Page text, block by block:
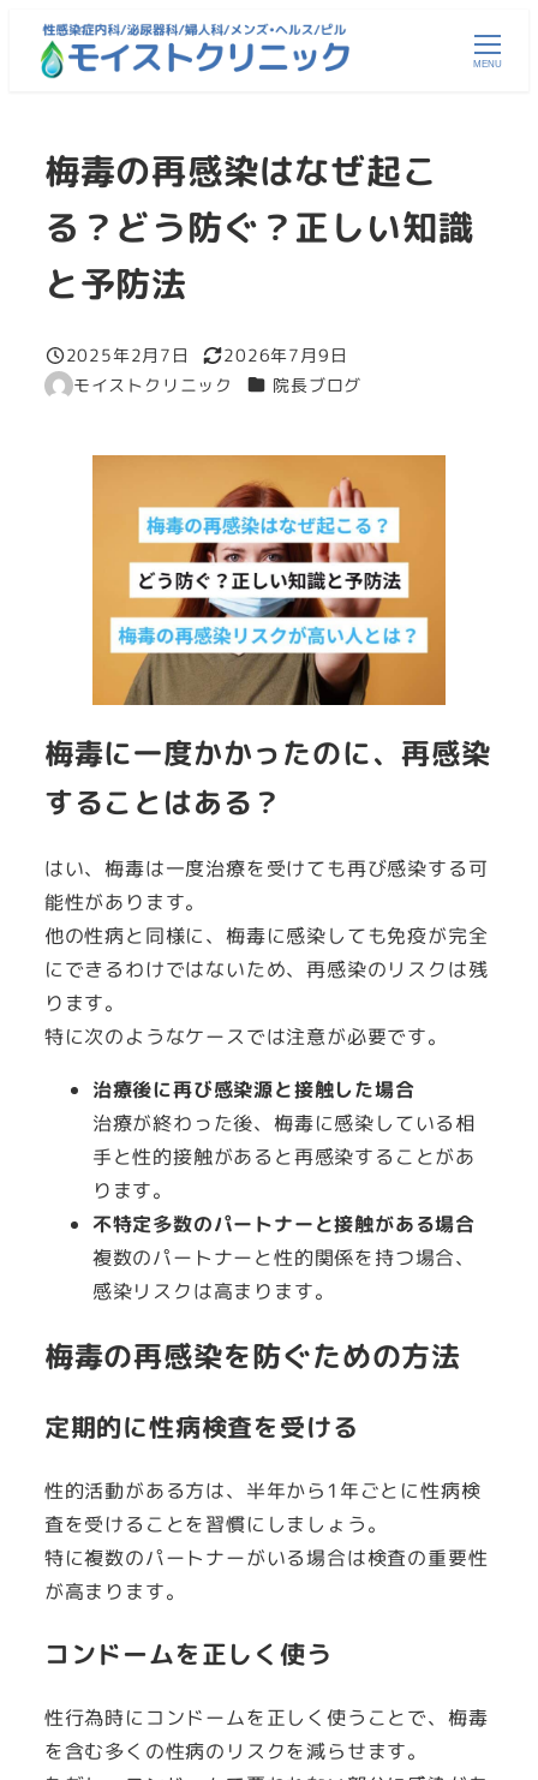
MENU
梅毒の再感染はなぜ起こ
る？どう防ぐ？正しい知識
と予防法
投稿日
2025年2月7日
更新日
2026年7月9日
著
モイストクリニック カテゴリー
院長ブログ
梅毒に一度かかったのに、再感染
することはある？
はい、梅毒は一度治療を受けても再び感染する可
能性があります。
他の性病と同様に、梅毒に感染しても免疫が完全
にできるわけではないため、再感染のリスクは残
ります。
特に次のようなケースでは注意が必要です。
治療後に再び感染源と接触した場合
治療が終わった後、梅毒に感染している相
手と性的接触があると再感染することがあ
ります。
不特定多数のパートナーと接触がある場合
複数のパートナーと性的関係を持つ場合、
感染リスクは高まります。
梅毒の再感染を防ぐための方法
定期的に性病検査を受ける
性的活動がある方は、半年から1年ごとに性病検
査を受けることを習慣にしましょう。
特に複数のパートナーがいる場合は検査の重要性
が高まります。
コンドームを正しく使う
性行為時にコンドームを正しく使うことで、梅毒
を含む多くの性病のリスクを減らせます。